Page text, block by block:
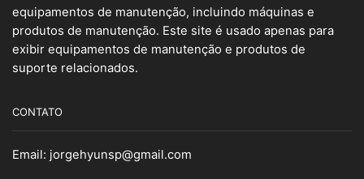
equipamentos de manutenção, incluindo máquinas e
produtos de manutenção. Este site é usado apenas para
exibir equipamentos de manutenção e produtos de
suporte relacionados.
CONTATO
Email: jorgehyunsp@gmail.com